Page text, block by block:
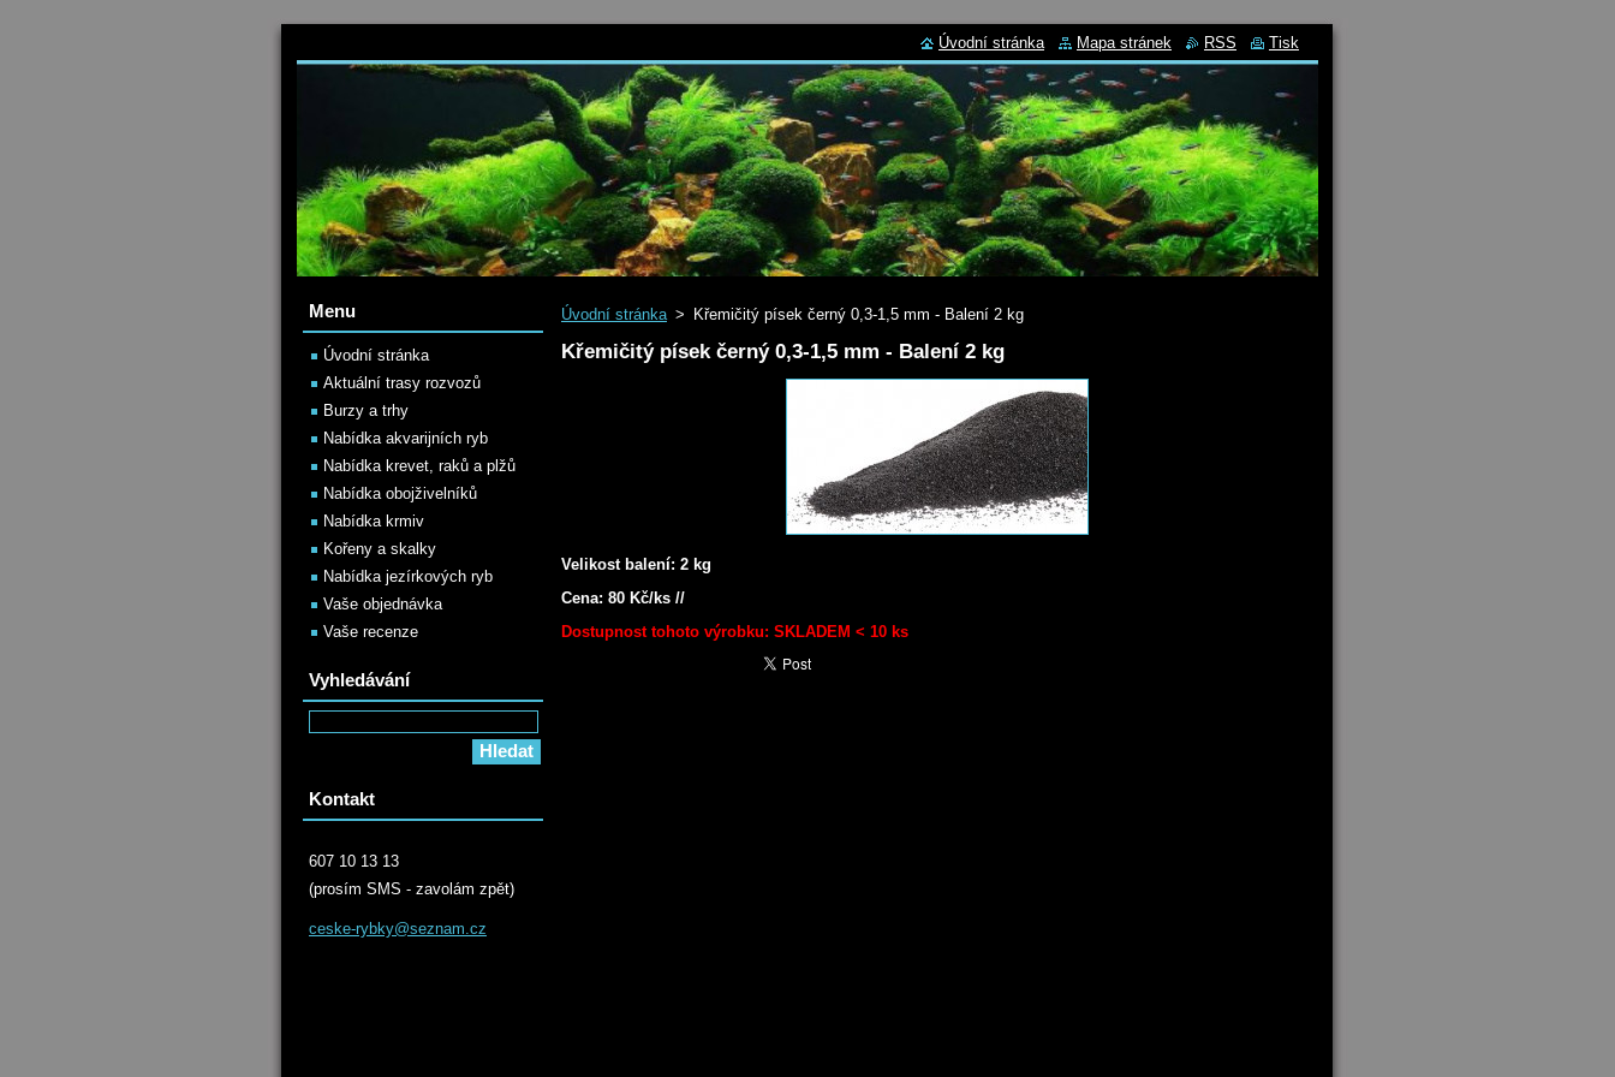
Úvodní stránka > Křemičitý písek černý 0,3-1,5 mm - Balení 2 kg
Křemičitý písek černý 0,3-1,5 mm - Balení 2 kg
Velikost balení: 2 kg
Cena: 80 Kč/ks //
Dostupnost tohoto výrobku: SKLADEM < 10 ks
Menu
Úvodní stránka
Aktuální trasy rozvozů
Burzy a trhy
Nabídka akvarijních ryb
Nabídka krevet, raků a plžů
Nabídka obojživelníků
Nabídka krmiv
Kořeny a skalky
Nabídka jezírkových ryb
Vaše objednávka
Vaše recenze
Vyhledávání
Kontakt
607 10 13 13
(prosím SMS - zavolám zpět)
ceske-rybky@seznam.cz
Úvodní stránka Mapa stránek RSS Tisk